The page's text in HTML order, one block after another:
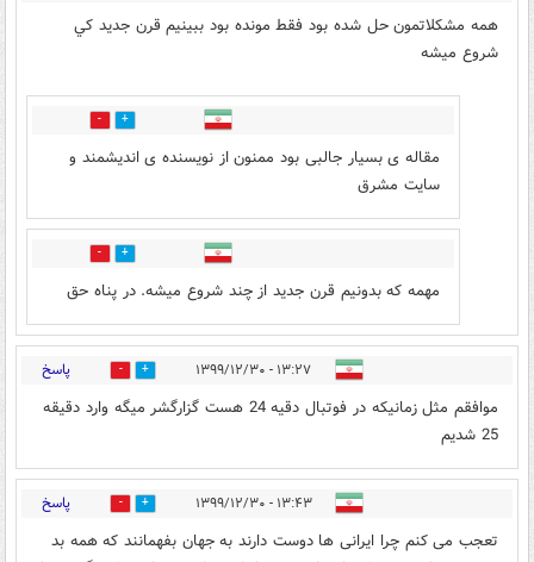
همه مشكلاتمون حل شده بود فقط مونده بود ببينيم قرن جديد كي
شروع ميشه
18
مقاله ی بسیار جالبی بود ممنون از نویسنده ی اندیشمند و
سایت مشرق
6
مهمه که بدونیم قرن جدید از چند شروع میشه. در پناه حق
۱۳:۲۷ - ۱۳۹۹/۱۲/۳۰ 9 پاسخ
موافقم مثل زمانیکه در فوتبال دقیه 24 هست گزارگشر میگه وارد دقیقه
25 شدیم
۱۳:۴۳ - ۱۳۹۹/۱۲/۳۰ 5 پاسخ
تعجب می کنم چرا ایرانی ها دوست دارند به جهان بفهمانند که همه بد